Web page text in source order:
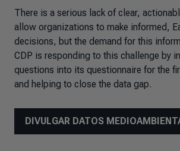
There is a serious lack of clear,
allow organizations to make informed,
decisions, but the demand for this
CDP is responding to this challenge by
questions into its questionnaire for the
and helping to close the data gap.
DIVULGAR DATOS